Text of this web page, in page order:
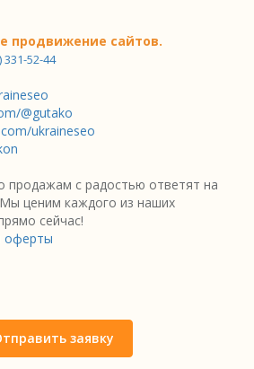
продвижение сайтов.
331-52-44
@gutako
ukraineseo
с радостью ответят на
ценим каждого из наших
сейчас!
оферты
заявку